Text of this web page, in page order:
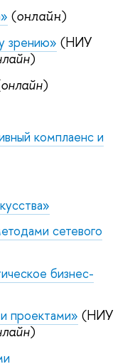
(онлайн)
зрению» (НИУ
)
онлайн)
комплаенс и
сетевого
бизнес-
проектами» (НИУ
)